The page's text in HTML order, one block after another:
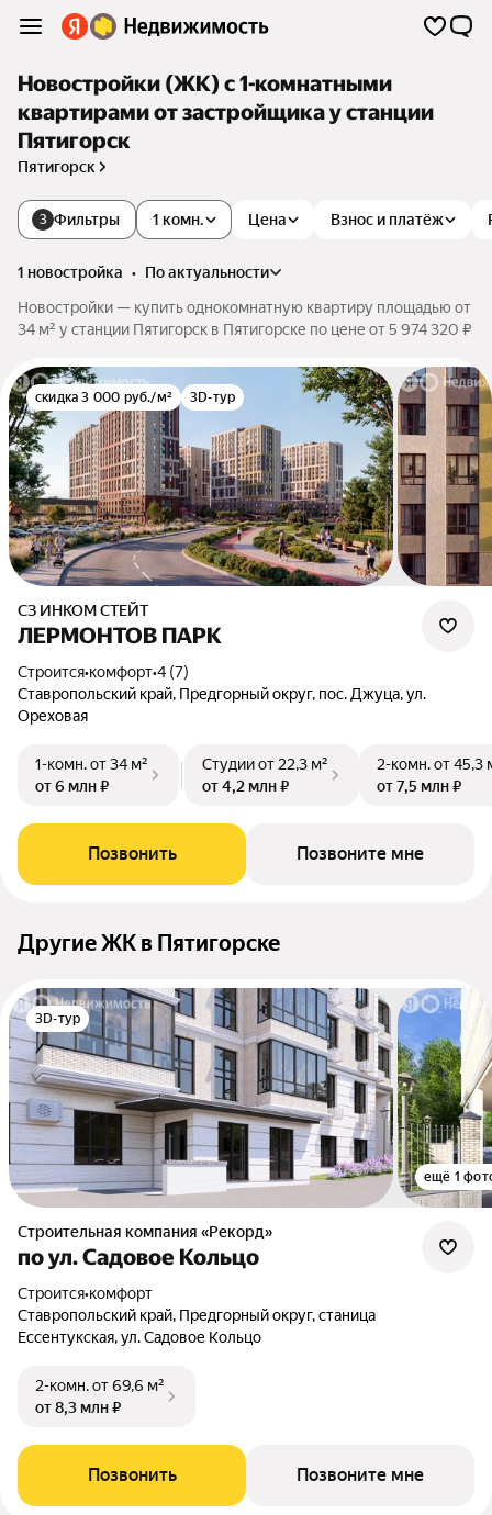
Новостройки (ЖК) с 1-комнатными
квартирами от застройщика у станции
Пятигорск
Пятигорск
3 Фильтры Цена Взнос и платёж
1 комн.
1 новостройка •
по актуальности
Новостройки — купить однокомнатную квартиру площадью от
34 м² у станции Пятигорск в Пятигорске по цене от 5 974 320 ₽
скидка 3 000 руб./м² 3D-тур
СЗ ИНКОМ СТЕЙТ
ЛЕРМОНТОВ ПАРК
Строится•комфорт•4 (7)
Ставропольский край, Предгорный округ, пос. Джуца, ул.
Ореховая
1-комн.от 34 м²
от 6 млн ₽
Студииот 22,3 м²
от 4,2 млн ₽
2-комн.от 45,3
от 7,5 млн ₽
Позвонить Позвоните мне
Другие ЖК в Пятигорске
3D-тур
ещё 1
Строительная компания «Рекорд»
по ул. Садовое Кольцо
Строится•комфорт
Ставропольский край, Предгорный округ, станица
Ессентукская, ул. Садовое Кольцо
2-комн.от 69,6 м²
от 8,3 млн ₽
Позвонить Позвоните мне